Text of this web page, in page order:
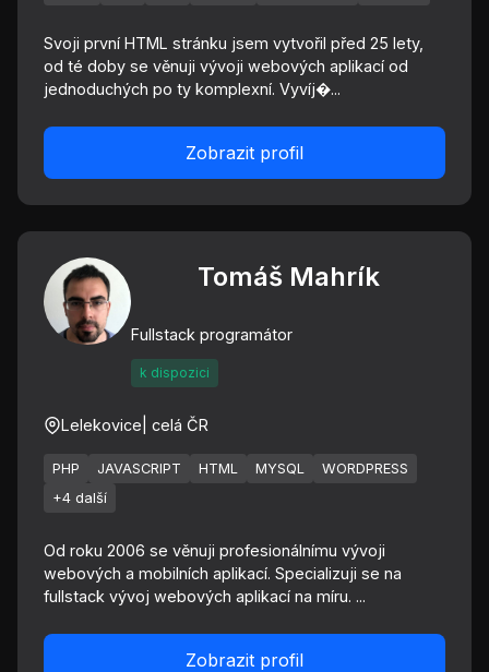
Svoji první HTML stránku jsem vytvořil před 25 lety,
od té doby se věnuji vývoji webových aplikací od
jednoduchých po ty komplexní. Vyvíj�...
Zobrazit profil
Tomáš Mahrík
Fullstack programátor
k dispozici
Lelekovice | celá ČR
PHP JAVASCRIPT HTML MYSQL
WORDPRESS
+4 další
Od roku 2006 se věnuji profesionálnímu vývoji
webových a mobilních aplikací. Specializuji se na
fullstack vývoj webových aplikací na míru. ...
Zobrazit profil